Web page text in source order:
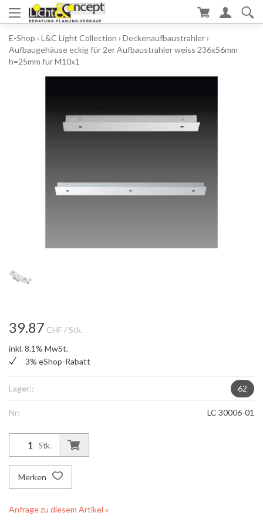
E-Shop › L&C Light Collection › Deckenaufbaustrahler›
Aufbaugehäuse eckig für 2er Aufbaustrahler weiss 236x56mm
h=25mm für M10x1
39.87 CHF / Stk.
inkl. 8.1% MwSt.
3% eShop-Rabatt
Lager:: 62
Nr: LC 30006-01
Stk.
Merken
Anfrage zu diesem Artikel »